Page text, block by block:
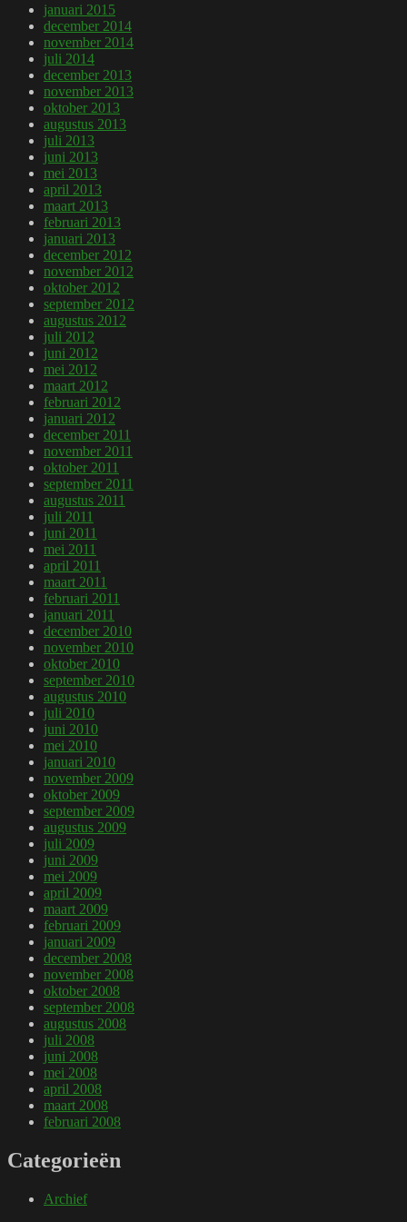
januari 2015
december 2014
november 2014
juli 2014
december 2013
november 2013
oktober 2013
augustus 2013
juli 2013
juni 2013
mei 2013
april 2013
maart 2013
februari 2013
januari 2013
december 2012
november 2012
oktober 2012
september 2012
augustus 2012
juli 2012
juni 2012
mei 2012
maart 2012
februari 2012
januari 2012
december 2011
november 2011
oktober 2011
september 2011
augustus 2011
juli 2011
juni 2011
mei 2011
april 2011
maart 2011
februari 2011
januari 2011
december 2010
november 2010
oktober 2010
september 2010
augustus 2010
juli 2010
juni 2010
mei 2010
januari 2010
november 2009
oktober 2009
september 2009
augustus 2009
juli 2009
juni 2009
mei 2009
april 2009
maart 2009
februari 2009
januari 2009
december 2008
november 2008
oktober 2008
september 2008
augustus 2008
juli 2008
juni 2008
mei 2008
april 2008
maart 2008
februari 2008
Categorieën
Archief